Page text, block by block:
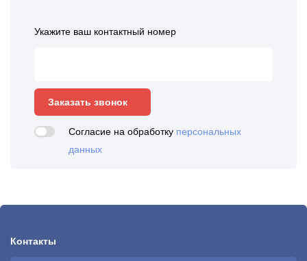
Укажите ваш контактный номер
Заказать звонок
Согласие на обработку персональных
данных
Контакты